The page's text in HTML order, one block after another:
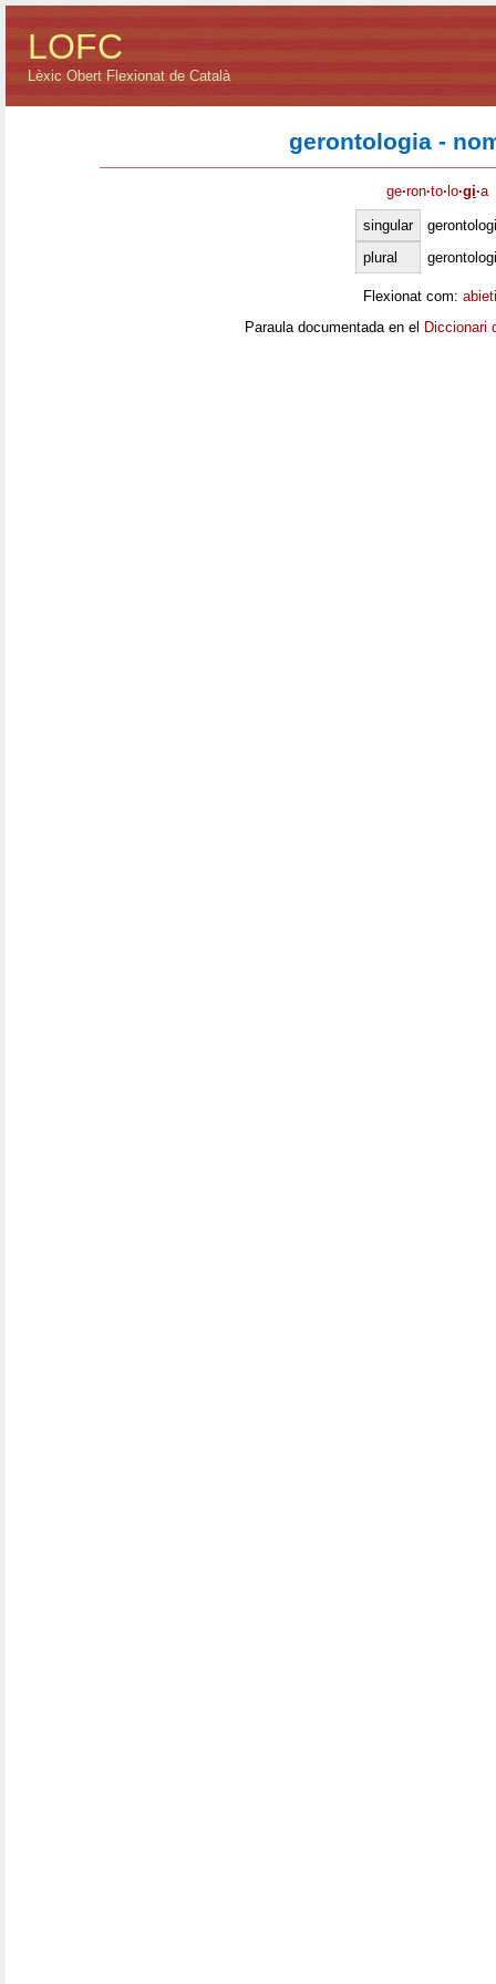
LOFC
Lèxic Obert Flexionat de Català
gerontologia -
ge·ron·to· lo·gi·a
singular
plural
Flexionat com:
Paraula documentada en el Diccionari